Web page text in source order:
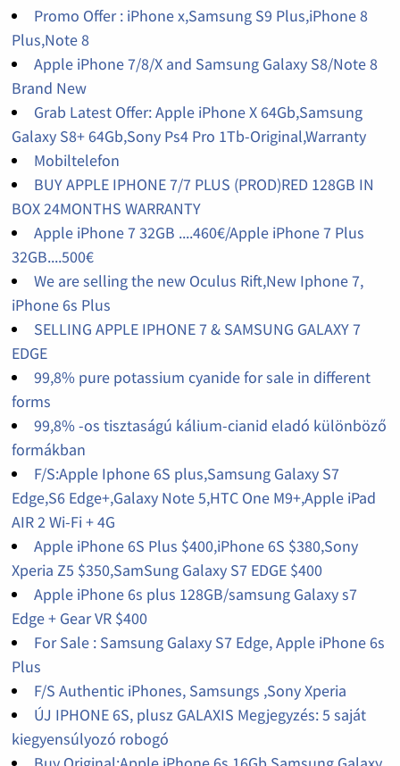
Promo Offer : iPhone x,Samsung S9 Plus,iPhone 8
Plus,Note 8
Apple iPhone 7/8/X and Samsung Galaxy S8/Note 8
Brand New
Grab Latest Offer: Apple iPhone X 64Gb,Samsung
Galaxy S8+ 64Gb,Sony Ps4 Pro 1Tb-Original,Warranty
Mobiltelefon
BUY APPLE IPHONE 7/7 PLUS (PROD)RED 128GB IN
BOX 24MONTHS WARRANTY
Apple iPhone 7 32GB ....460€/Apple iPhone 7 Plus
32GB....500€
We are selling the new Oculus Rift,New Iphone 7,
iPhone 6s Plus
SELLING APPLE IPHONE 7 & SAMSUNG GALAXY 7
EDGE
99,8% pure potassium cyanide for sale in different
forms
99,8% -os tisztaságú kálium-cianid eladó különböző
formákban
F/S:Apple Iphone 6S plus,Samsung Galaxy S7
Edge,S6 Edge+,Galaxy Note 5,HTC One M9+,Apple iPad
AIR 2 Wi-Fi + 4G
Apple iPhone 6S Plus $400,iPhone 6S $380,Sony
Xperia Z5 $350,SamSung Galaxy S7 EDGE $400
Apple iPhone 6s plus 128GB/samsung Galaxy s7
Edge + Gear VR $400
For Sale : Samsung Galaxy S7 Edge, Apple iPhone 6s
Plus
F/S Authentic iPhones, Samsungs ,Sony Xperia
ÚJ IPHONE 6S, plusz GALAXIS Megjegyzés: 5 saját
kiegyensúlyozó robogó